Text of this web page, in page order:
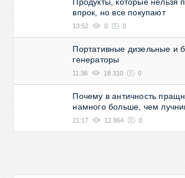
Продукты, которые нельзя
впрок, но все покупают
13:52 0 0
Портативные дизельные и
генераторы
11:36 18 310 0
Почему в античность
намного больше, чем
21:17 12 864 0